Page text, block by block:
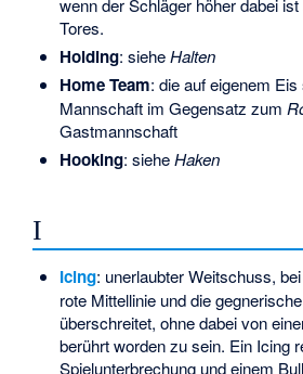
wenn der Schläger höher dabei
Tores.
Holding: sieheHalten
Home Team: die auf eigenem Eis
Mannschaft im Gegensatz zum
Gastmannschaft
Hooking: sieheHaken
I
Icing: unerlaubter Weitschuss,
rote Mittellinie und die
überschreitet, ohne dabei von
berührt worden zu sein. Ein Icing
Spielunterbrechung und einem